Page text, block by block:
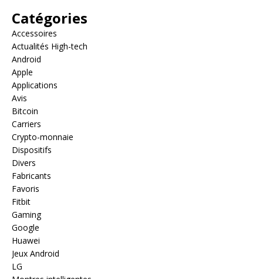
Catégories
Accessoires
Actualités High-tech
Android
Apple
Applications
Avis
Bitcoin
Carriers
Crypto-monnaie
Dispositifs
Divers
Fabricants
Favoris
Fitbit
Gaming
Google
Huawei
Jeux Android
LG